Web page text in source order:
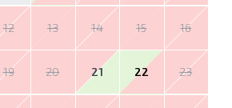
12 13 14 15 16
19 20 21 22 23